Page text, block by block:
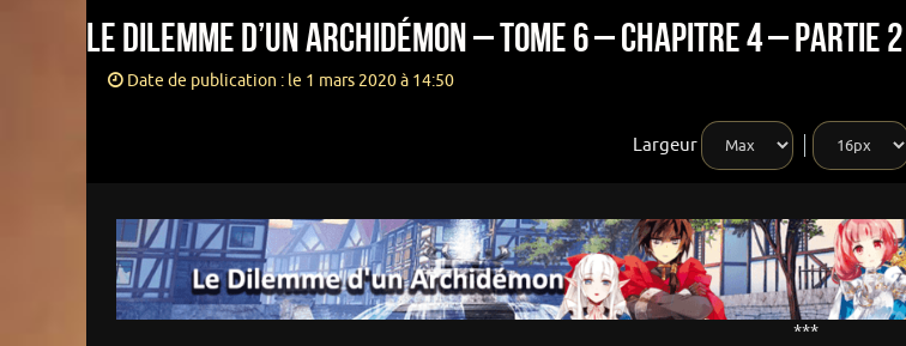
Le Dilemme d’un Archidémon – Tome 6 – Chapitre 4 – Partie 2
Date de publication : le 1 mars 2020 à 14:50
Largeur
***